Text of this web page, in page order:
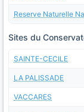
Reserve Naturelle
Sites du
SAINTE-CECILE
LA PALISSADE
VACCARES